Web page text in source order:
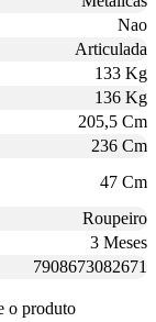
Nao
Articulada
133 Kg
136 Kg
205,5 Cm
236 Cm
47 Cm
Roupeiro
3 Meses
7908673082671
o produto